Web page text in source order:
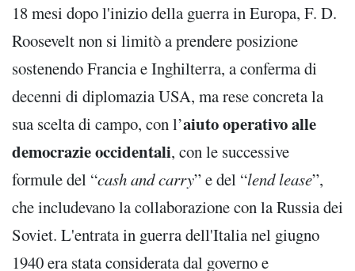
18 mesi dopo l'inizio della guerra in Europa, F. D.
Roosevelt non si limitò a prendere posizione
sostenendo Francia e Inghilterra, a conferma di
decenni di diplomazia USA, ma rese concreta la
sua scelta di campo, con l’aiuto operativo alle
democrazie occidentali, con le successive
formule del “cash and carry” e del “lend lease”,
che includevano la collaborazione con la Russia dei
Soviet. L'entrata in guerra dell'Italia nel giugno
1940 era stata considerata dal governo e